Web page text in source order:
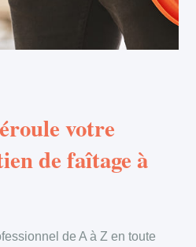
votre
de faîtage à
de A à Z en toute